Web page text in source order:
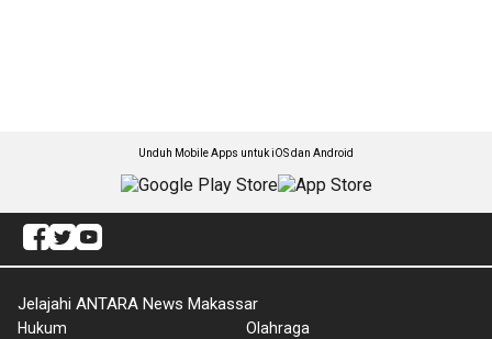
Unduh Mobile Apps untuk iOS dan Android
Jelajahi ANTARA News Makassar
Hukum
Olahraga